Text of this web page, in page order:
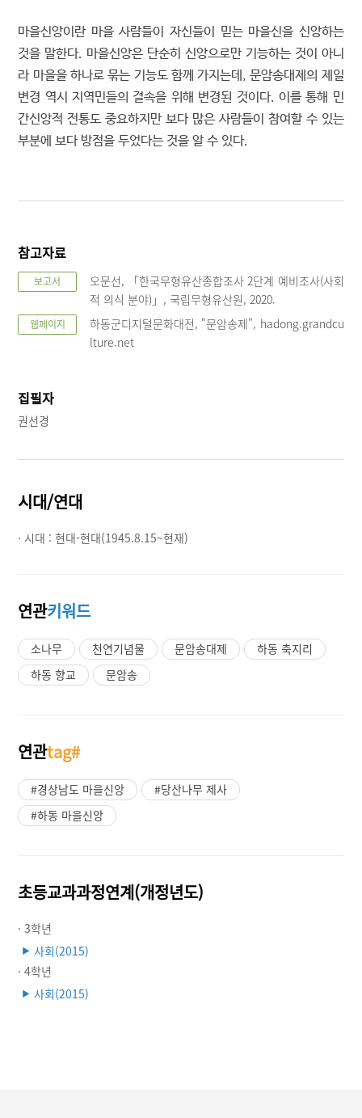
마을신앙이란 마을 사람들이 자신들이 믿는 마을신을 신앙하는
것을 말한다. 마을신앙은 단순히 신앙으로만 기능하는 것이 아니
라 마을을 하나로 묶는 기능도 함께 가지는데, 문암송대제의 제일
변경 역시 지역민들의 결속을 위해 변경된 것이다. 이를 통해 민
간신앙적 전통도 중요하지만 보다 많은 사람들이 참여할 수 있는
부분에 보다 방점을 두었다는 것을 알 수 있다.
참고자료
보고서
오문선, 「한국무형유산종합조사 2단계 예비조사(사회
적 의식 분야)」, 국립무형유산원, 2020.
웹페이지
하동군디지털문화대전, "문암송제", hadong.grandcu
lture.net
집필자
권선경
시대/연대
· 시대 :현대-현대(1945.8.15~현재)
연관키워드
소나무 천연기념물 문암송대제
하동 축지리
하동 향교
문암송
연관tag#
#경상남도 마을신앙
#당산나무 제사
#하동 마을신앙
초등교과과정연계(개정년도)
· 3학년
▶ 사회(2015)
· 4학년
▶ 사회(2015)